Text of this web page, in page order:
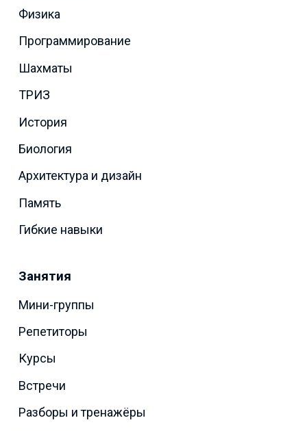
Физика
Программирование
Шахматы
ТРИЗ
История
Биология
Архитектура и дизайн
Память
Гибкие навыки
Занятия
Мини-группы
Репетиторы
Курсы
Встречи
Разборы и тренажёры